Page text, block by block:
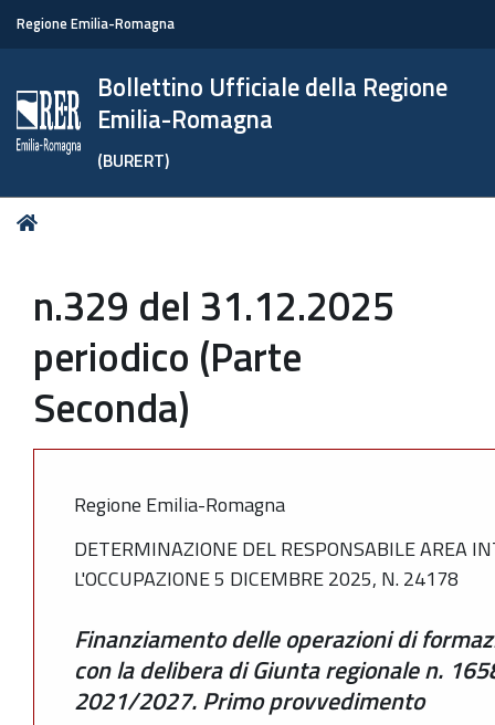
Regione Emilia-Romagna
Bollettino Ufficiale della Regione
Emilia-Romagna
(BURERT)
Tu
n.329 del 31.12.2025
periodico (Parte
Seconda)
Regione Emilia-Romagna
DETERMINAZIONE DEL RESPONSABILE AREA
L'OCCUPAZIONE 5 DICEMBRE 2025, N. 24178
Finanziamento delle operazioni di
con la delibera di Giunta regionale n.
2021/2027. Primo provvedimento